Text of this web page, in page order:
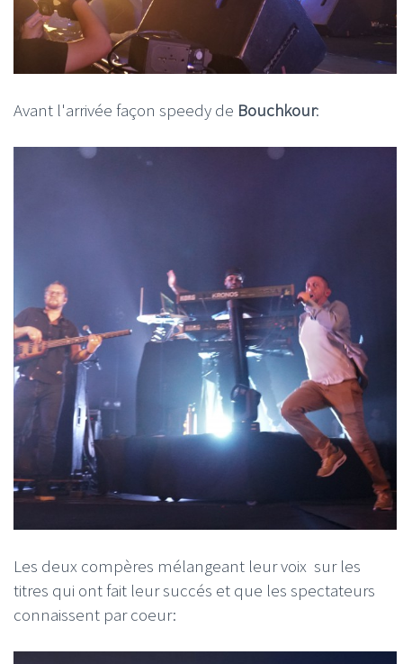
Avant l'arrivée façon speedy de Bouchkour:
Les deux compères mélangeant leur voix sur les
titres qui ont fait leur succés et que les spectateurs
connaissent par coeur: